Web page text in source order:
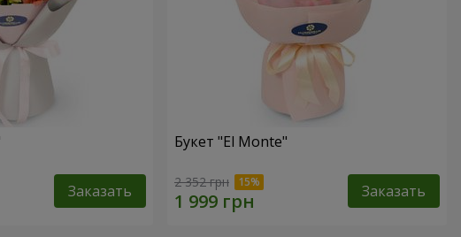
Заказать
Букет "El Monte"
2 352 грн Заказать